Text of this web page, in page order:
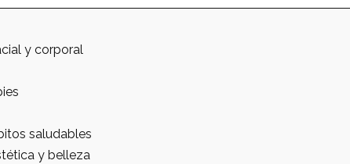
y corporal
saludables
y belleza